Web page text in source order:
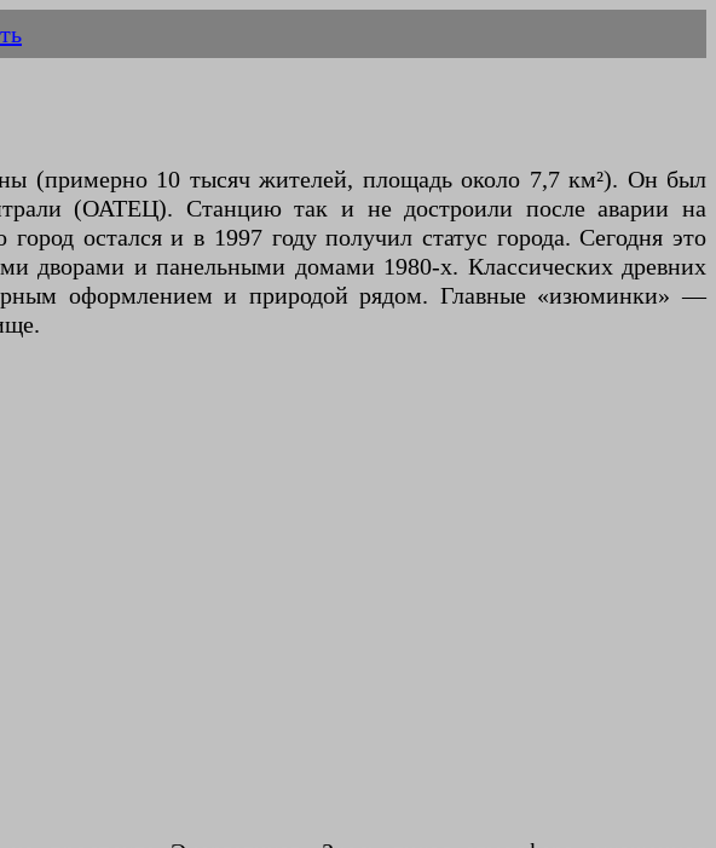
(примерно 10 тысяч жителей, площадь около 7,7 км²). Он был
(ОАТЕЦ). Станцию так и не достроили после аварии на
остался и в 1997 году получил статус города. Сегодня это
дворами и панельными домами 1980-х. Классических древних
оформлением и природой рядом. Главные «изюминки» —